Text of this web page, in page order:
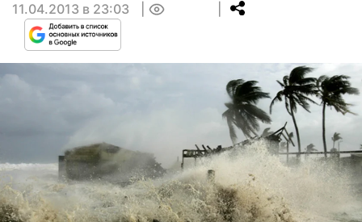
11.04.2013 в 23:03